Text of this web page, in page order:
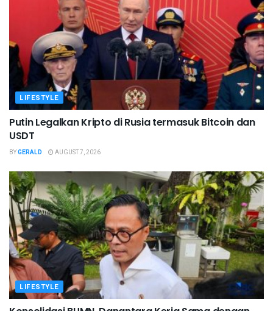
LIFESTYLE
Putin Legalkan Kripto di Rusia termasuk Bitcoin dan
USDT
BYGERALD AUGUST 7, 2026
LIFESTYLE